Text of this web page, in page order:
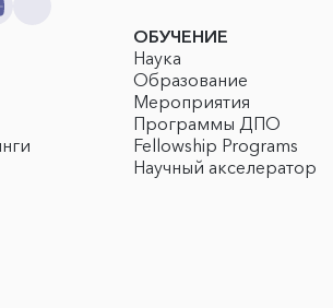
ОБУЧЕНИЕ
Наука
Образование
Мероприятия
Программы ДПО
Fellowship Programs
Научный акселератор